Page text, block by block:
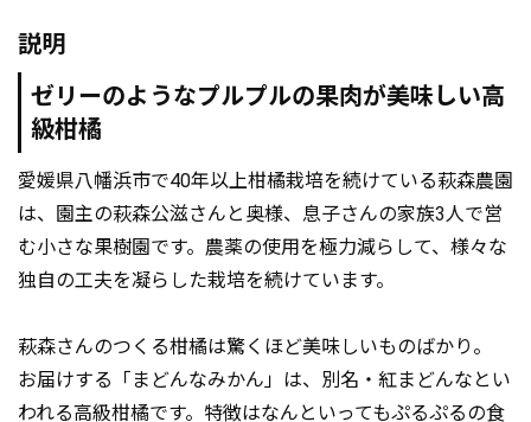
説明
ゼリーのようなプルプルの果肉が美味しい高
級柑橘
愛媛県八幡浜市で40年以上柑橘栽培を続けている萩森農園
は、園主の萩森公滋さんと奥様、息子さんの家族3人で営
む小さな果樹園です。農薬の使用を極力減らして、様々な
独自の工夫を凝らした栽培を続けています。
萩森さんのつくる柑橘は驚くほど美味しいものばかり。
お届けする「まどんなみかん」は、別名・紅まどんなとい
われる高級柑橘です。特徴はなんといってもぷるぷるの食